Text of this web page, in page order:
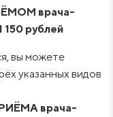
врача-
150 рублей
вы можете
указанных видов
врача-